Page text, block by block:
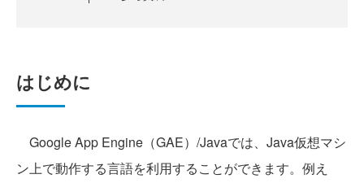
はじめに
Google App Engine（GAE）/Javaでは、Java仮想マシ
ン上で動作する言語を利用することができます。例え